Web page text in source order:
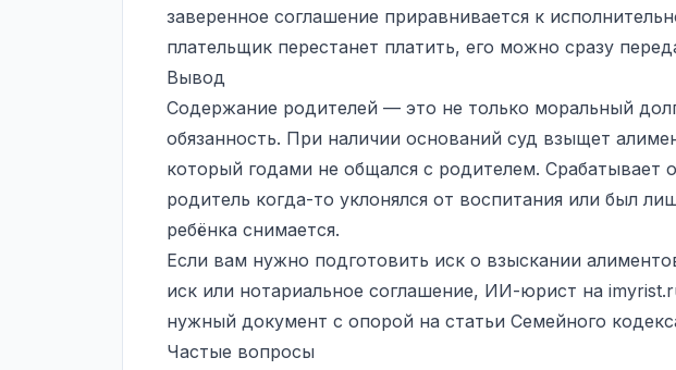
заверенное соглашение приравнивается к
плательщик перестанет платить, его можно сразу
Вывод
Содержание родителей — это не только моральный
обязанность. При наличии оснований суд взыщет
который годами не общался с родителем. Срабатывает
родитель когда-то уклонялся от воспитания или был
ребёнка снимается.
Если вам нужно подготовить иск о взыскании
иск или нотариальное соглашение, ИИ-юрист на
нужный документ с опорой на статьи Семейного
Частые вопросы